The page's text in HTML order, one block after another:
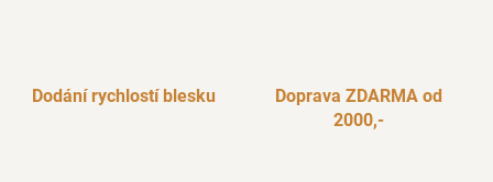
Dodání rychlostí blesku
Doprava ZDARMA od
2000,-